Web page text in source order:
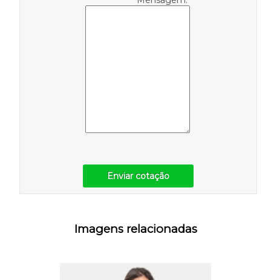
Enviar cotação
Imagens relacionadas